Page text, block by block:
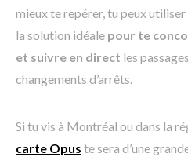
mieux te repérer, tu peux utiliser
la solution idéale pour te
et suivre en direct les
changements d’arrêts.
Si tu vis à Montréal ou dans la
carte Opus te sera d’une